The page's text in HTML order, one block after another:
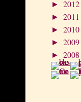
► 2012
► 2011
► 2010
► 2009
► 2008